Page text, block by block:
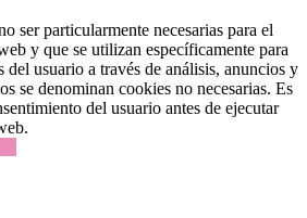
ser particularmente necesarias para el
y que se utilizan específicamente para
del usuario a través de análisis, anuncios y
se denominan cookies no necesarias. Es
del usuario antes de ejecutar